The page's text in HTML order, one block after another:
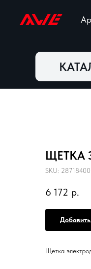
ЩЕТКА
SKU: 28718400
6 172 р.
Щетка